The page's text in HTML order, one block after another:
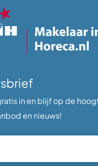
in en blijf op de
en nieuws!